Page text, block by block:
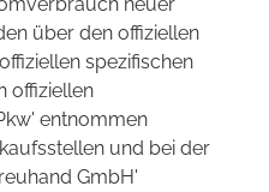
über den offiziellen
spezifischen
offiziellen
entnommen
und bei der
GmbH'